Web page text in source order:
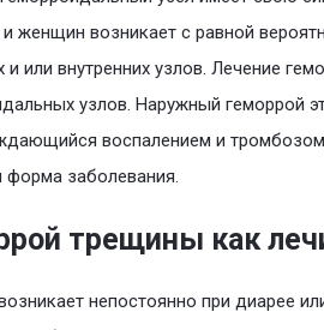
женщин возникает с равной
и или внутренних узлов. Лечение
узлов. Наружный геморрой
воспалением и
форма заболевания.
трещины как
непостоянно при диарее